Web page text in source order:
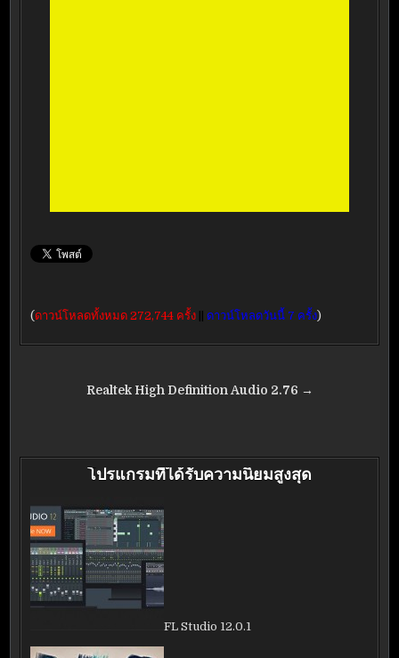
(ดาวน์โหลดทั้งหมด 272,744 ครั้ง ดาวน์โหลดวันนี้ 7 ครั้ง)
แนะแนวRealtek High Definition Audio 2.76 →
โปรแกรมที่ได้รับความนิยมสูงสุด
FL Studio 12.0.1